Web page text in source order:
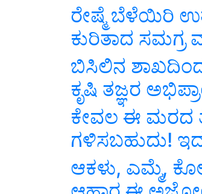
ರೇಷ್ಮೆ ಬೆಳೆಯಿರಿ
ಕುರಿತಾದ ಸಮಗ್ರ
ಬಿಸಿಲಿನ
ಕೃಷಿ ತಜ್ಞರ
ಕೇವಲ ಈ ಮರದ
ಗಳಿಸಬಹುದು!
ಆಕಳು, ಎಮ್ಮೆ,